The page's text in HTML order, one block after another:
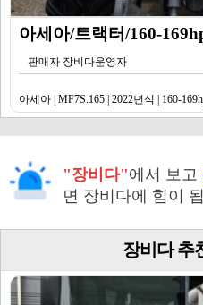
아세아/트랙터/160-
판매자 장비다운영자
아세아 | MF7S.165 | 2022년식 | 160-
"장비다"에서 보고
면 장비다에 힘이
장비다 추